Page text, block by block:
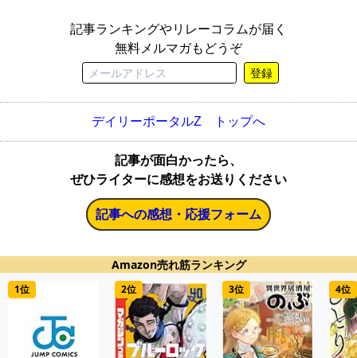
記事ランキングやリレーコラムが届く
無料メルマガもどうぞ
登録
デイリーポータルZ トップへ
記事が面白かったら、
ぜひライターに感想をお送りください
記事への感想・応援フォーム
Amazon売れ筋ランキング
1位 2位 3位 4位